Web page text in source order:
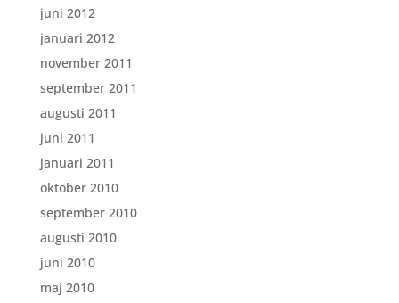
juni 2012
januari 2012
november 2011
september 2011
augusti 2011
juni 2011
januari 2011
oktober 2010
september 2010
augusti 2010
juni 2010
maj 2010